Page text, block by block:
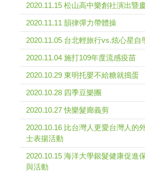
2020.11.15 松山高中樂創社演出暨
2020.11.11 韻律彈力帶體操
2020.11.05 台北輕旅行vs.炫心星自
2020.11.04 施打109年度流感疫苗
2020.10.29 東明托嬰不給糖就搗蛋
2020.10.28 四季豆樂團
2020.10.27 快樂髮廊義剪
2020.10.16 比台灣人更愛台灣人的
士表揚活動
2020.10.15 海洋大學銀髮健康促進
與活動